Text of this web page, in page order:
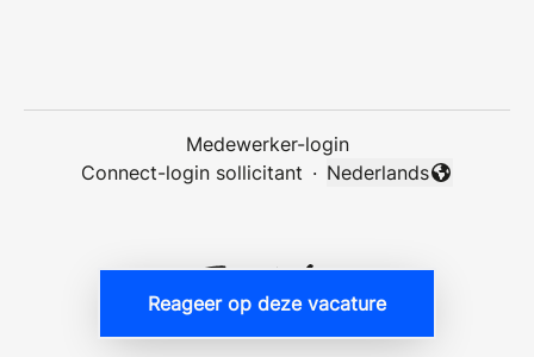
Reageer op deze vacature
Medewerker-login
Connect-login sollicitant ·
Taal wijzigen
Nederlands
Applicant tracking system door Teamtailor